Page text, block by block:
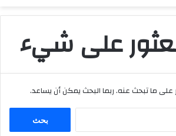
على شيء
على ما تبحث عنه. ربما البحث يمكن أن يساعد.